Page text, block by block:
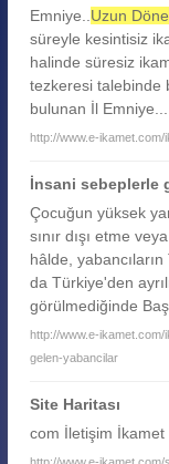
Emniye..Uzun
süreyle kesintisiz
halinde süresiz
tezkeresi talebinde
bulunan İl Emniye...
http://www.e-
İnsani sebeplerle
Çocuğun yüksek
sınır dışı etme
hâlde, yabancıların
da Türkiye'den
görülmediğinde
http://www.e-
gelen-yabancilar
Site Haritası
com İletişim İkamet